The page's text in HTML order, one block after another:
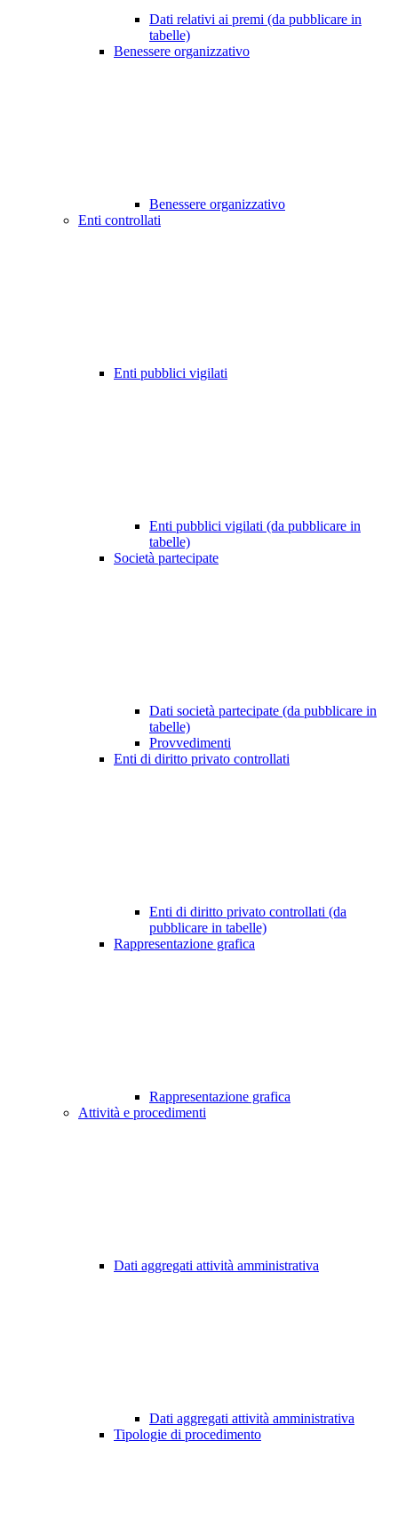
Dati relativi ai premi (da pubblicare in
tabelle)
Benessere organizzativo
Benessere organizzativo
Enti controllati
Enti pubblici vigilati
Enti pubblici vigilati (da pubblicare in
tabelle)
Società partecipate
Dati società partecipate (da pubblicare in
tabelle)
Provvedimenti
Enti di diritto privato controllati
Enti di diritto privato controllati (da
pubblicare in tabelle)
Rappresentazione grafica
Rappresentazione grafica
Attività e procedimenti
Dati aggregati attività amministrativa
Dati aggregati attività amministrativa
Tipologie di procedimento